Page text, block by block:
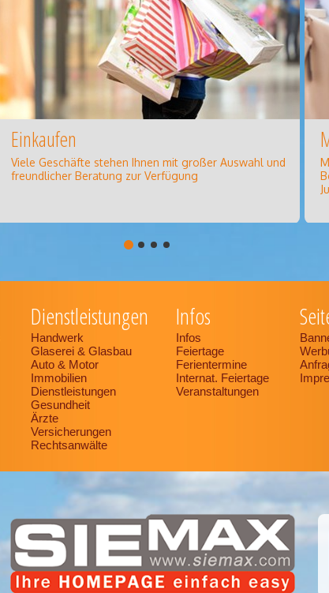
Einkaufen
Viele Geschäfte stehen Ihnen mit großer Auswahl und
freundlicher Beratung zur Verfügung
Dienstleistungen
Handwerk
Glaserei & Glasbau
Auto & Motor
Immobilien
Dienstleistungen
Gesundheit
Ärzte
Versicherungen
Rechtsanwälte
Infos
Infos
Feiertage
Ferientermine
Internat. Feiertage
Veranstaltungen